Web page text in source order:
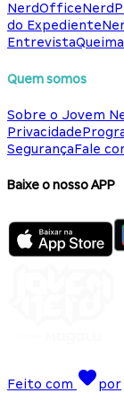
NerdOffice
do Expediente
Entrevista
Quem somos
Sobre o Jovem
Privacidade
SegurançaFale
Baixe o nosso APP
Feito com
por